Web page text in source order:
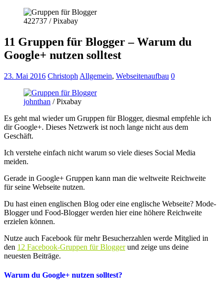
422737 / Pixabay
11 Gruppen für Blogger – Warum du
Google+ nutzen solltest
23. Mai 2016 Christoph Allgemein, Webseitenaufbau 0
johnthan / Pixabay
Es geht mal wieder um Gruppen für Blogger, diesmal empfehle ich
dir Google+. Dieses Netzwerk ist noch lange nicht aus dem
Geschäft.
Ich verstehe einfach nicht warum so viele dieses Social Media
meiden.
Gerade in Google+ Gruppen kann man die weltweite Reichweite
für seine Webseite nutzen.
Du hast einen englischen Blog oder eine englische Webseite? Mode-
Blogger und Food-Blogger werden hier eine höhere Reichweite
erzielen können.
Nutze auch Facebook für mehr Besucherzahlen werde Mitglied in
den 12 Facebook-Gruppen für Bloggerund zeige uns deine
neuesten Beiträge.
Warum du Google+ nutzen solltest?